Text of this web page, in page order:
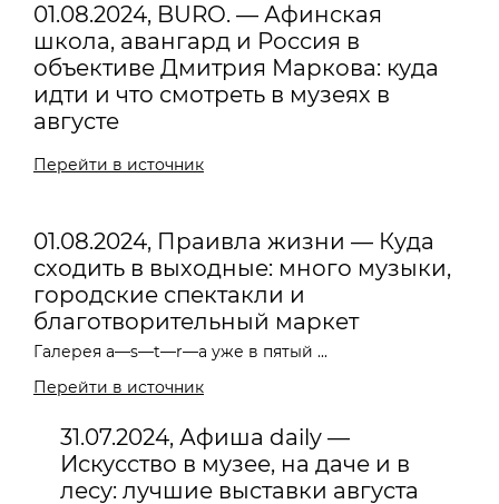
01.08.2024, BURO. — Афинская
школа, авангард и Россия в
объективе Дмитрия Маркова: куда
идти и что смотреть в музеях в
августе
Перейти в источник
01.08.2024, Праивла жизни — Куда
сходить в выходные: много музыки,
городские спектакли и
благотворительный маркет
Галерея a—s—t—r—a уже в пятый ...
Перейти в источник
31.07.2024, Афиша daily —
Искусство в музее, на даче и в
лесу: лучшие выставки августа